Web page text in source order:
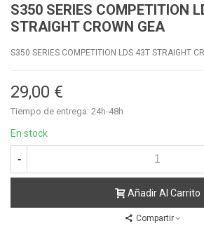
S350 SERIES COMPETITION
STRAIGHT CROWN GEA
S350 SERIES COMPETITION LDS 43T STRAIGHT
29,00 €
Tiempo de entrega: 24h-48h
En stock
-
Añadir Al Carrito
Compartir